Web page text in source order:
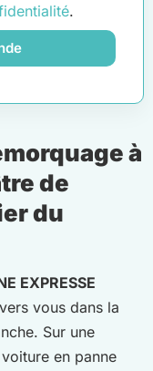
.
à
de
du
EXPRESSE
vous dans la
Sur une
en panne